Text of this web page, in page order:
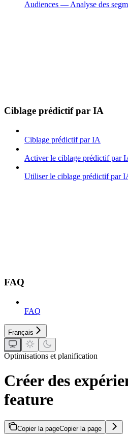
Audiences — Analyse des
Ciblage prédictif par IA
Ciblage prédictif par IA
Activer le ciblage prédictif par
Utiliser le ciblage prédictif par
FAQ
FAQ
Français
Optimisations et planification
Créer des
feature
Copier la pageCopier la page